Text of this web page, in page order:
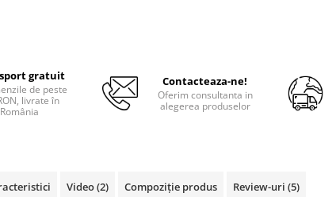
gratuit
de peste
livrate în
România
Contacteaza-ne!
Oferim consultanta in
alegerea produselor
Video(2) Compoziție produs Review-uri (5)